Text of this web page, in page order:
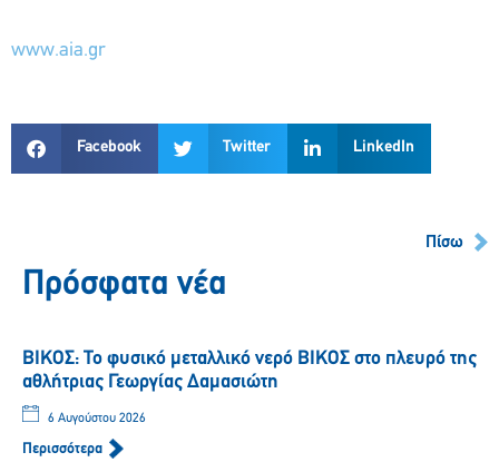
www.aia.gr
Facebook Twitter LinkedIn
Πίσω
Πρόσφατα νέα
ΒΙΚΟΣ: Το φυσικό μεταλλικό νερό ΒΙΚΟΣ στο πλευρό της
αθλήτριας Γεωργίας Δαμασιώτη
6 Αυγούστου 2026
Περισσότερα